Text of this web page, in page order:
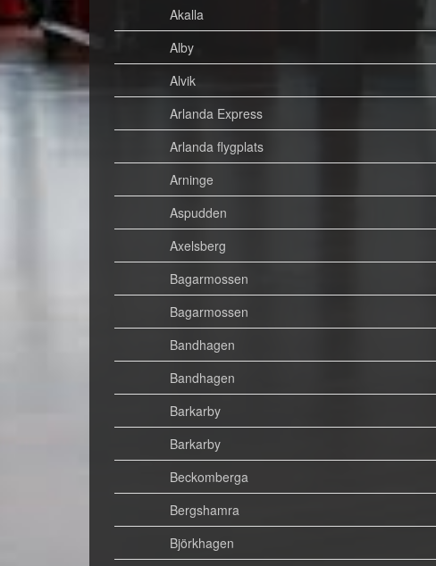
Akalla
Alby
Alvik
Arlanda Express
Arlanda flygplats
Arninge
Aspudden
Axelsberg
Bagarmossen
Bagarmossen
Bandhagen
Bandhagen
Barkarby
Barkarby
Beckomberga
Bergshamra
Björkhagen